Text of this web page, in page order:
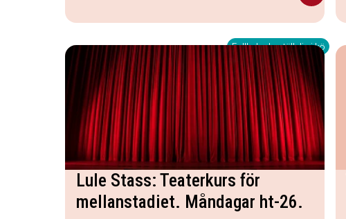
Fullbokad - ställ dig i kö
Lule Stass: Teaterkurs för
mellanstadiet. Måndagar ht-26.